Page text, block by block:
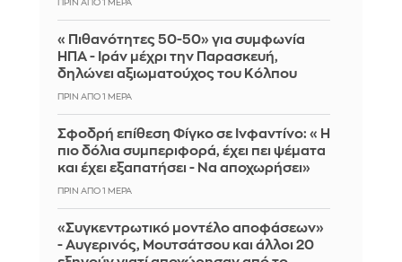
ΠΡΙΝ ΑΠΌ 1 ΜΈΡΑ
«Πιθανότητες 50-50» για συμφωνία
ΗΠΑ - Ιράν μέχρι την Παρασκευή,
δηλώνει αξιωματούχος του Κόλπου
ΠΡΙΝ ΑΠΌ 1 ΜΈΡΑ
Σφοδρή επίθεση Φίγκο σε Ινφαντίνο: «Η
πιο δόλια συμπεριφορά, έχει πει ψέματα
και έχει εξαπατήσει - Να αποχωρήσει»
ΠΡΙΝ ΑΠΌ 1 ΜΈΡΑ
«Συγκεντρωτικό μοντέλο αποφάσεων»
- Αυγερινός, Μουτσάτσου και άλλοι 20